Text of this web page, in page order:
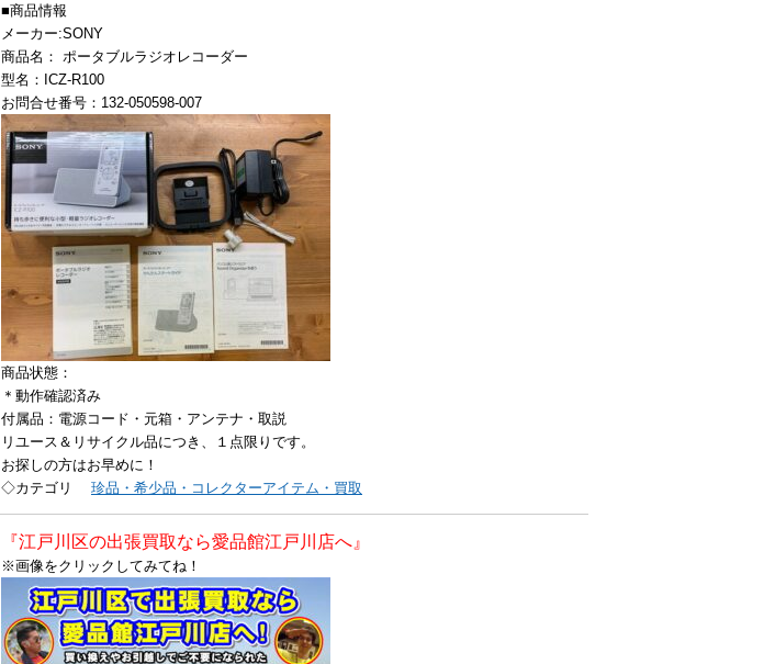
■商品情報
メーカー:SONY
商品名： ポータブルラジオレコーダー
型名：ICZ-R100
お問合せ番号：132-050598-007
商品状態：
＊動作確認済み
付属品：電源コード・元箱・アンテナ・取説
リユース＆リサイクル品につき、１点限りです。
お探しの方はお早めに！
◇カテゴリ 珍品・希少品・コレクターアイテム・買取
『江戸川区の出張買取なら愛品館江戸川店へ』
※画像をクリックしてみてね！